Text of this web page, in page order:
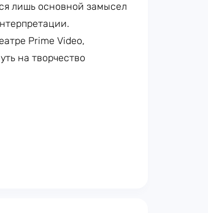
лишь основной замысел
Prime Video,
на творчество